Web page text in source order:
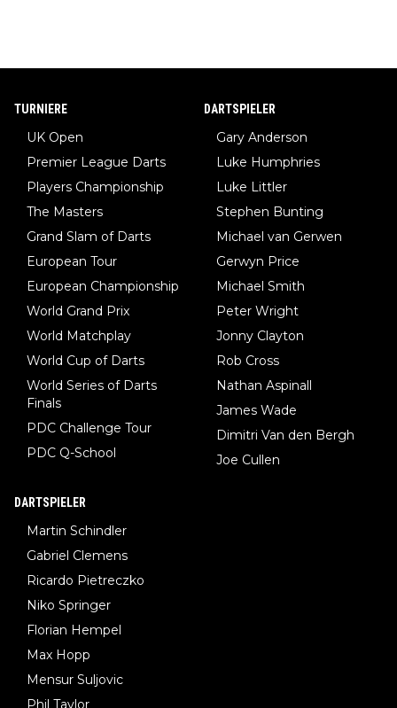
TURNIERE
UK Open
Premier League Darts
Players Championship
The Masters
Grand Slam of Darts
European Tour
European Championship
World Grand Prix
World Matchplay
World Cup of Darts
World Series of Darts
Finals
PDC Challenge Tour
PDC Q-School
DARTSPIELER
Gary Anderson
Luke Humphries
Luke Littler
Stephen Bunting
Michael van Gerwen
Gerwyn Price
Michael Smith
Peter Wright
Jonny Clayton
Rob Cross
Nathan Aspinall
James Wade
Dimitri Van den Bergh
Joe Cullen
DARTSPIELER
Martin Schindler
Gabriel Clemens
Ricardo Pietreczko
Niko Springer
Florian Hempel
Max Hopp
Mensur Suljovic
Phil Taylor